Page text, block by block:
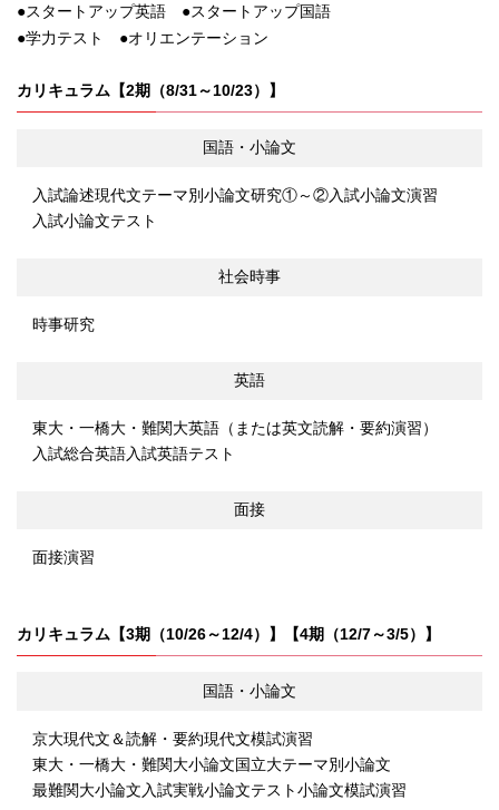
●スタートアップ英語 ●スタートアップ国語
●学力テスト ●オリエンテーション
カリキュラム【2期（8/31～10/23）】
国語・小論文
入試論述現代文テーマ別小論文研究①～②入試小論文演習
入試小論文テスト
社会時事
時事研究
英語
東大・一橋大・難関大英語（または英文読解・要約演習）
入試総合英語入試英語テスト
面接
面接演習
カリキュラム【3期（10/26～12/4）】【4期（12/7～3/5）】
国語・小論文
京大現代文＆読解・要約現代文模試演習
東大・一橋大・難関大小論文国立大テーマ別小論文
最難関大小論文入試実戦小論文テスト小論文模試演習